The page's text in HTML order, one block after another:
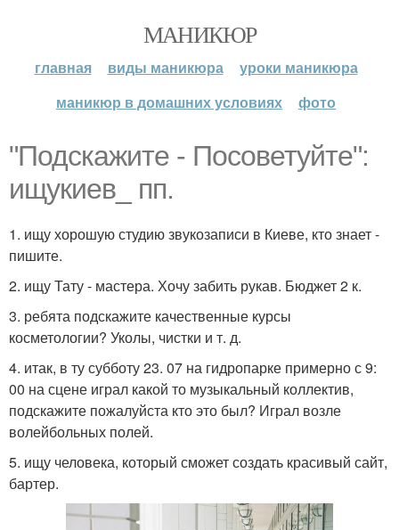
МАНИКЮР
главная виды маникюра
уроки маникюра
маникюр в домашних условиях
фото
"Подскажите - Посоветуйте":
ищукиев_ пп.
1. ищу хорошую студию звукозаписи в Киеве, кто знает -
пишите.
2. ищу Тату - мастера. Хочу забить рукав. Бюджет 2 к.
3. ребята подскажите качественные курсы
косметологии? Уколы, чистки и т. д.
4. итак, в ту субботу 23. 07 на гидропарке примерно с 9:
00 на сцене играл какой то музыкальный коллектив,
подскажите пожалуйста кто это был? Играл возле
волейбольных полей.
5. ищу человека, который сможет создать красивый сайт,
бартер.